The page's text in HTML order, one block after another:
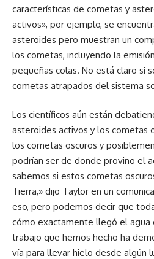
características de cometas y
activos», por ejemplo, se
asteroides pero muestran un
los cometas, incluyendo la
pequeñas colas. No está claro si
cometas atrapados del sistema
Los científicos aún están
asteroides activos y los cometas
los cometas oscuros y
podrían ser de donde provino el
sabemos si estos cometas
Tierra,» dijo Taylor en un
eso, pero podemos decir que
cómo exactamente llegó el agua
trabajo que hemos hecho ha
vía para llevar hielo desde algún